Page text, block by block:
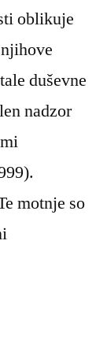
oblikuje
duševne
nadzor
motnje so